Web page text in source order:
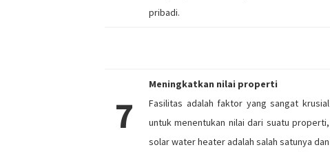
pribadi.
7
Meningkatkan nilai properti
Fasilitas adalah faktor yang sangat krusial
untuk menentukan nilai dari suatu properti,
solar water heater adalah salah satunya dan